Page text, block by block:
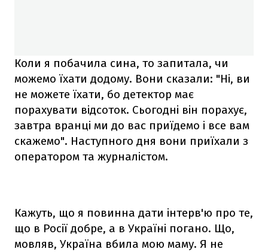
Коли я побачила сина, то запитала, чи
можемо їхати додому. Вони сказали: "Ні, ви
не можете їхати, бо детектор має
порахувати відсоток. Сьогодні він порахує,
завтра вранці ми до вас приїдемо і все вам
скажемо". Наступного дня вони приїхали з
оператором та журналістом.
Кажуть, що я повинна дати інтерв'ю про те,
що в Росії добре, а в Україні погано. Що,
мовляв, Україна вбила мою маму. Я не